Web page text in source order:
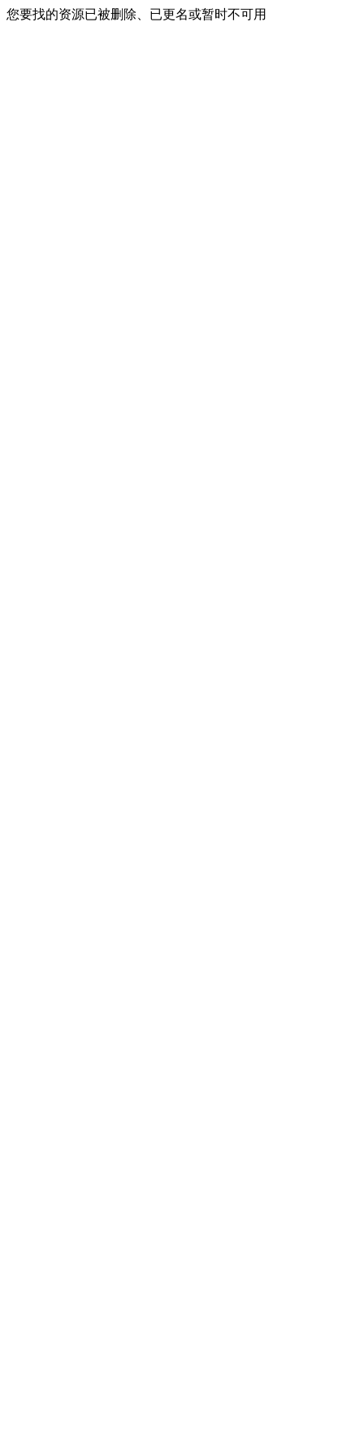
您要找的资源已被删除、已更名或暂时不可用